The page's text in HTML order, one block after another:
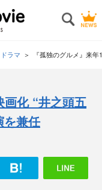
ドラマ 『孤独のグルメ』来
画化 “井之頭五
を兼任